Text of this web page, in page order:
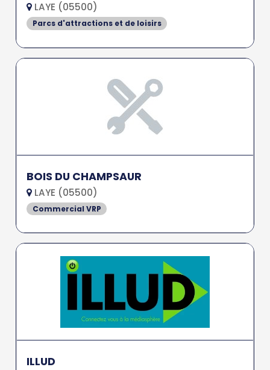
LAYE (05500)
Parcs d'attractions et de loisirs
BOIS DU CHAMPSAUR
LAYE (05500)
Commercial VRP
ILLUD